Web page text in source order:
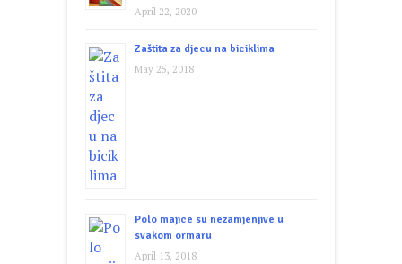
April 22, 2020
Zaštita za djecu na biciklima
May 25, 2018
Polo majice su nezamjenjive u
svakom ormaru
April 13, 2018